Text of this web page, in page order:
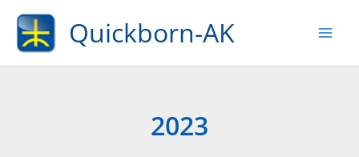
Zum
Inhalt
springen
Quickborn-AK
2023